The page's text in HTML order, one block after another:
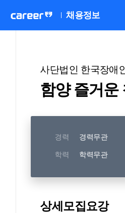
채용정보
사단법인 한국장애
함양 즐거운
경력 경력무관
학력 학력무관
상세모집요강